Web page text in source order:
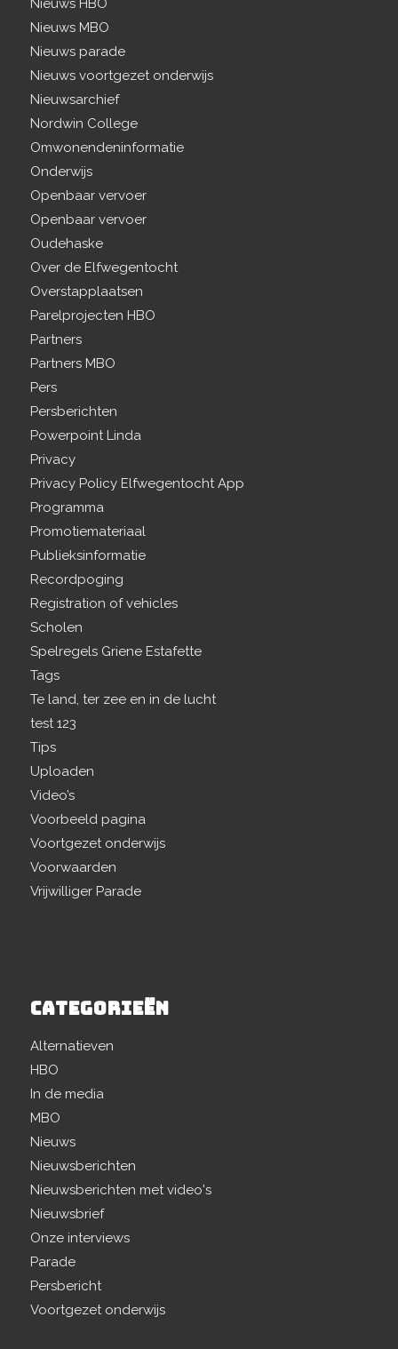
Nieuws HBO
Nieuws MBO
Nieuws parade
Nieuws voortgezet onderwijs
Nieuwsarchief
Nordwin College
Omwonendeninformatie
Onderwijs
Openbaar vervoer
Openbaar vervoer
Oudehaske
Over de Elfwegentocht
Overstapplaatsen
Parelprojecten HBO
Partners
Partners MBO
Pers
Persberichten
Powerpoint Linda
Privacy
Privacy Policy Elfwegentocht App
Programma
Promotiemateriaal
Publieksinformatie
Recordpoging
Registration of vehicles
Scholen
Spelregels Griene Estafette
Tags
Te land, ter zee en in de lucht
test 123
Tips
Uploaden
Video’s
Voorbeeld pagina
Voortgezet onderwijs
Voorwaarden
Vrijwilliger Parade
CATEGORIEËN
Alternatieven
HBO
In de media
MBO
Nieuws
Nieuwsberichten
Nieuwsberichten met video's
Nieuwsbrief
Onze interviews
Parade
Persbericht
Voortgezet onderwijs